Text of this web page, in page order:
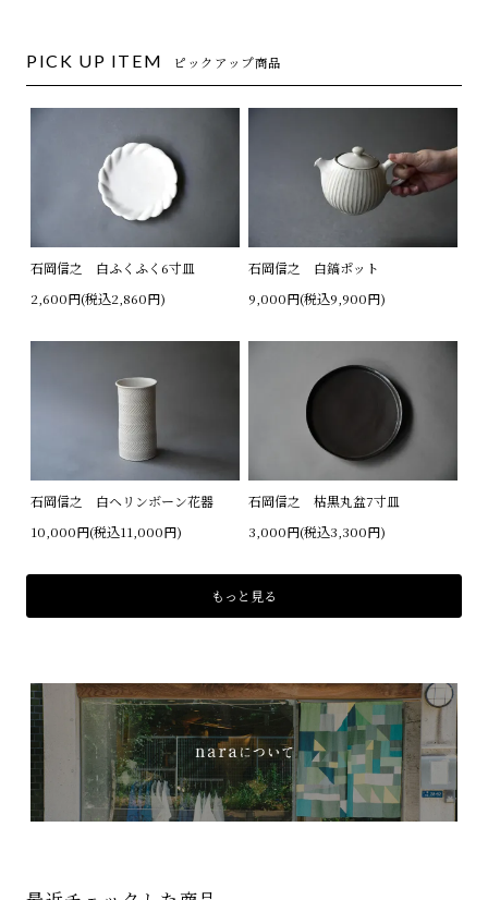
PICK UP ITEM ピックアップ商品
石岡信之 白ふくふく6寸皿
2,600円(税込2,860円)
石岡信之 白鎬ポット
9,000円(税込9,900円)
石岡信之 白ヘリンボーン花器
10,000円(税込11,000円)
石岡信之 枯黒丸盆7寸皿
3,000円(税込3,300円)
もっと見る